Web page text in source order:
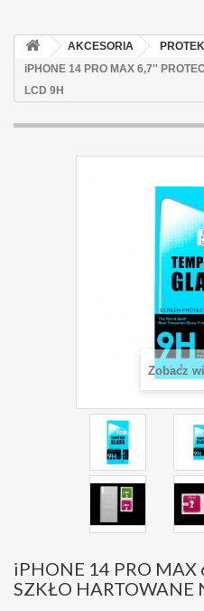
AKCESORIA
iPHONE 14 PRO MAX 6,7''
LCD 9H
Zobacz
iPHONE 14 PRO MAX
SZKŁO HARTOWANE